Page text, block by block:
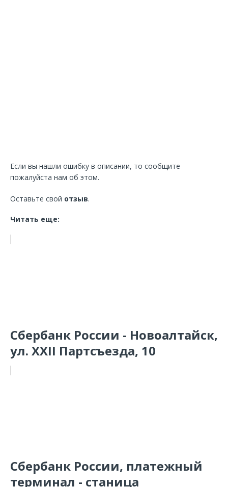
Если вы нашли ошибку в описании, то сообщите
пожалуйста нам об этом.
Оставьте свой отзыв.
Читать еще:
Сбербанк России - Новоалтайск,
ул. XXII Партсъезда, 10
Сбербанк России, платежный
терминал - станица